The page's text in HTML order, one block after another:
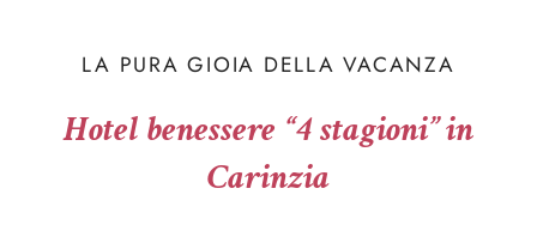
LA PURA GIOIA DELLA VACANZA
Hotel benessere “4 stagioni” in
Carinzia